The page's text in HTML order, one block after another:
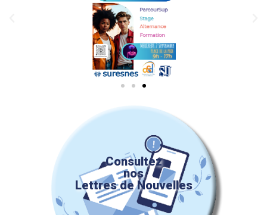
Consultez
nos
Lettres de Nouvelles